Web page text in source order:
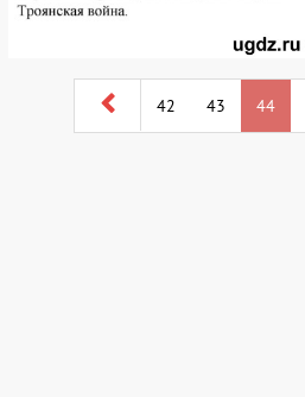
42 43 44